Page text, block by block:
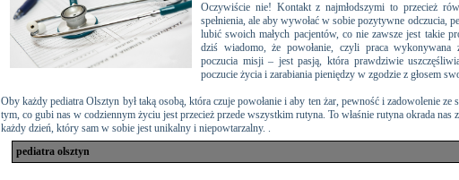
Oczywiście nie! Kontakt z najmłodszymi to przecież
spełnienia, ale aby wywołać w sobie pozytywne odczucia,
lubić swoich małych pacjentów, co nie zawsze jest takie
dziś wiadomo, że powołanie, czyli praca wykonywana
poczucia misji – jest pasją, która prawdziwie
poczucie życia i zarabiania pieniędzy w zgodzie z głosem
Oby każdypediatra Olsztyn był taką osobą, która czuje powołanie i aby ten żar, pewność i zadowolenie
tym, co gubi nas w codziennym życiu jest przecież przede wszystkim rutyna. To właśnie rutyna okrada nas
każdy dzień, który sam w sobie jest unikalny i niepowtarzalny. .
pediatra olsztyn